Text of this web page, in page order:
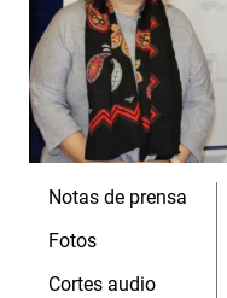
Notas de prensa
Fotos
Cortes audio